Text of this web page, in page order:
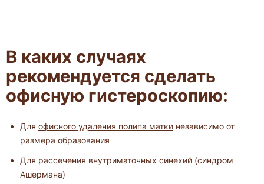
В каких случаях
рекомендуется сделать
офисную гистероскопию:
Для офисного удаления полипа матки независимо от
размера образования
Для рассечения внутриматочных синехий (синдром
Ашермана)